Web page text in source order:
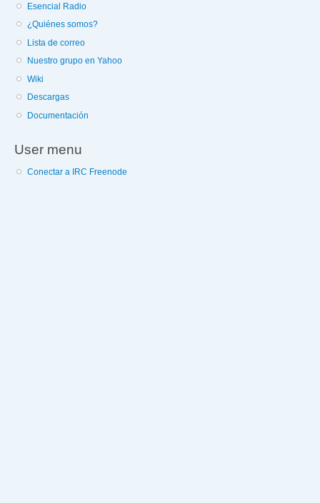
Esencial Radio
¿Quiénes somos?
Lista de correo
Nuestro grupo en Yahoo
Wiki
Descargas
Documentación
User menu
Conectar a IRC Freenode